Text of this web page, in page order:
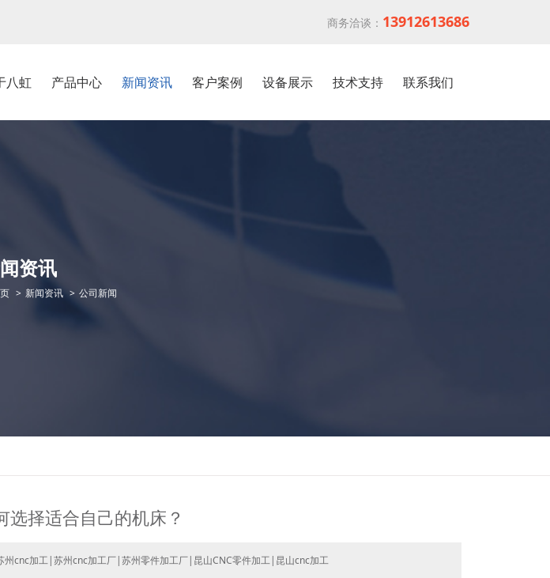
商务洽谈： 13912613686
八虹 产品中心 新闻资讯 客户案例 设备展示 技术支持 联系我们
资讯
新闻资讯 公司新闻
选择适合自己的机床？
州cnc加工|苏州cnc加工厂|苏州零件加工厂|昆山CNC零件加工|昆山cnc加工